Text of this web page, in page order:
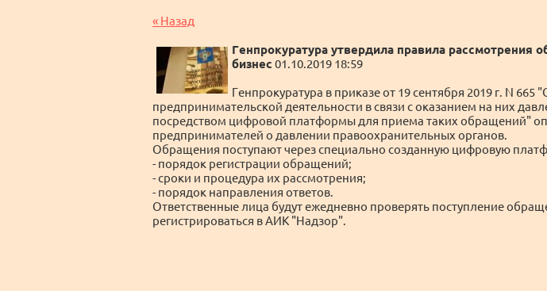
« Назад
Генпрокуратура утвердила правила рассмотрения
бизнес 01.10.2019 18:59
Генпрокуратура в приказе от 19 сентября 2019 г. N
предпринимательской деятельности в связи с оказанием на них
посредством цифровой платформы для приема таких обращений"
предпринимателей о давлении правоохранительных органов.
Обращения поступают через специально созданную цифровую
- порядок регистрации обращений;
- сроки и процедура их рассмотрения;
- порядок направления ответов.
Ответственные лица будут ежедневно проверять поступление
регистрироваться в АИК "Надзор".